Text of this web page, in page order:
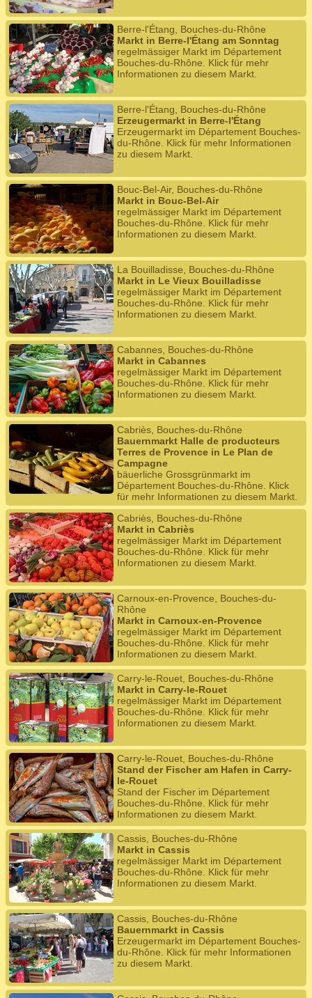
Berre-l'Étang, Bouches-du-Rhône
Markt in Berre-l'Étang am Sonntag
regelmässiger Markt im Département
Bouches-du-Rhône. Klick für mehr
Informationen zu diesem Markt.
Berre-l'Étang, Bouches-du-Rhône
Erzeugermarkt in Berre-l'Étang
Erzeugermarkt im Département Bouches-
du-Rhône. Klick für mehr Informationen
zu diesem Markt.
Bouc-Bel-Air, Bouches-du-Rhône
Markt in Bouc-Bel-Air
regelmässiger Markt im Département
Bouches-du-Rhône. Klick für mehr
Informationen zu diesem Markt.
La Bouilladisse, Bouches-du-Rhône
Markt in Le Vieux Bouilladisse
regelmässiger Markt im Département
Bouches-du-Rhône. Klick für mehr
Informationen zu diesem Markt.
Cabannes, Bouches-du-Rhône
Markt in Cabannes
regelmässiger Markt im Département
Bouches-du-Rhône. Klick für mehr
Informationen zu diesem Markt.
Cabriès, Bouches-du-Rhône
Bauernmarkt Halle de producteurs
Terres de Provence in Le Plan de
Campagne
bäuerliche Grossgrünmarkt im
Département Bouches-du-Rhône. Klick
für mehr Informationen zu diesem Markt.
Cabriès, Bouches-du-Rhône
Markt in Cabriès
regelmässiger Markt im Département
Bouches-du-Rhône. Klick für mehr
Informationen zu diesem Markt.
Carnoux-en-Provence, Bouches-du-
Rhône
Markt in Carnoux-en-Provence
regelmässiger Markt im Département
Bouches-du-Rhône. Klick für mehr
Informationen zu diesem Markt.
Carry-le-Rouet, Bouches-du-Rhône
Markt in Carry-le-Rouet
regelmässiger Markt im Département
Bouches-du-Rhône. Klick für mehr
Informationen zu diesem Markt.
Carry-le-Rouet, Bouches-du-Rhône
Stand der Fischer am Hafen in Carry-
le-Rouet
Stand der Fischer im Département
Bouches-du-Rhône. Klick für mehr
Informationen zu diesem Markt.
Cassis, Bouches-du-Rhône
Markt in Cassis
regelmässiger Markt im Département
Bouches-du-Rhône. Klick für mehr
Informationen zu diesem Markt.
Cassis, Bouches-du-Rhône
Bauernmarkt in Cassis
Erzeugermarkt im Département Bouches-
du-Rhône. Klick für mehr Informationen
zu diesem Markt.